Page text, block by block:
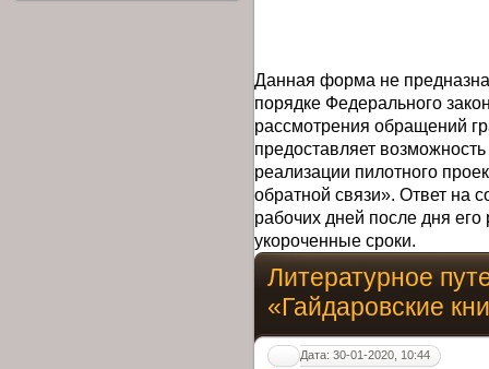
Данная форма не
порядке Федерального
рассмотрения обращений
предоставляет
реализации пилотного
обратной связи». Ответ на
рабочих дней после дня
укороченные сроки.
Литературное
«Гайдаровские
Дата: 30-01-2020, 10:44